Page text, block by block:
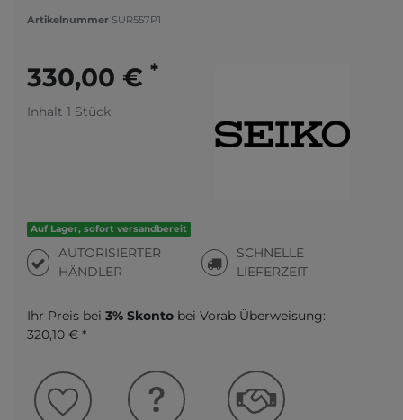
Artikelnummer SUR557P1
330,00 € *
Inhalt 1 Stück
Auf Lager, sofort versandbereit
AUTORISIERTER
HÄNDLER
SCHNELLE
LIEFERZEIT
Ihr Preis bei 3% Skonto bei Vorab Überweisung:
320,10 € *